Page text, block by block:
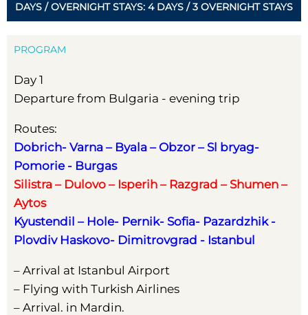
DAYS / OVERNIGHT STAYS: 4 DAYS / 3 OVERNIGHT STAYS
PROGRAM
Day 1
Departure from Bulgaria - evening trip
Routes:
Dobrich- Varna – Byala – Obzor – Sl bryag-
Pomorie - Burgas
Silistra – Dulovo – Isperih – Razgrad – Shumen –
Aytos
Kyustendil – Hole- Pernik- Sofia- Pazardzhik -
Plovdiv Haskovo- Dimitrovgrad - Istanbul
– Arrival at Istanbul Airport
– Flying with Turkish Airlines
– Arrival. in Mardin.